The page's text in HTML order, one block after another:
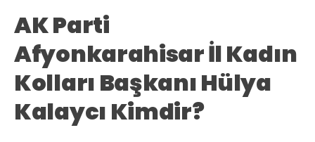
AK Parti
Afyonkarahisar İl Kadın
Kolları Başkanı Hülya
Kalaycı Kimdir?